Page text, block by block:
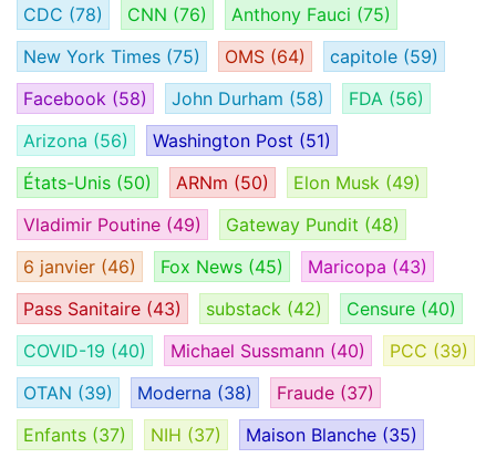
CDC (78) CNN (76) Anthony Fauci (75)
New York Times (75) OMS (64) capitole (59)
Facebook (58) John Durham (58) FDA (56)
Arizona (56) Washington Post (51)
États-Unis (50) ARNm (50) Elon Musk (49)
Vladimir Poutine (49) Gateway Pundit (48)
6 janvier (46) Fox News (45) Maricopa (43)
Pass Sanitaire (43) substack (42) Censure (40)
COVID-19 (40) Michael Sussmann (40) PCC (39)
OTAN (39) Moderna (38) Fraude (37)
Enfants (37) NIH (37) Maison Blanche (35)